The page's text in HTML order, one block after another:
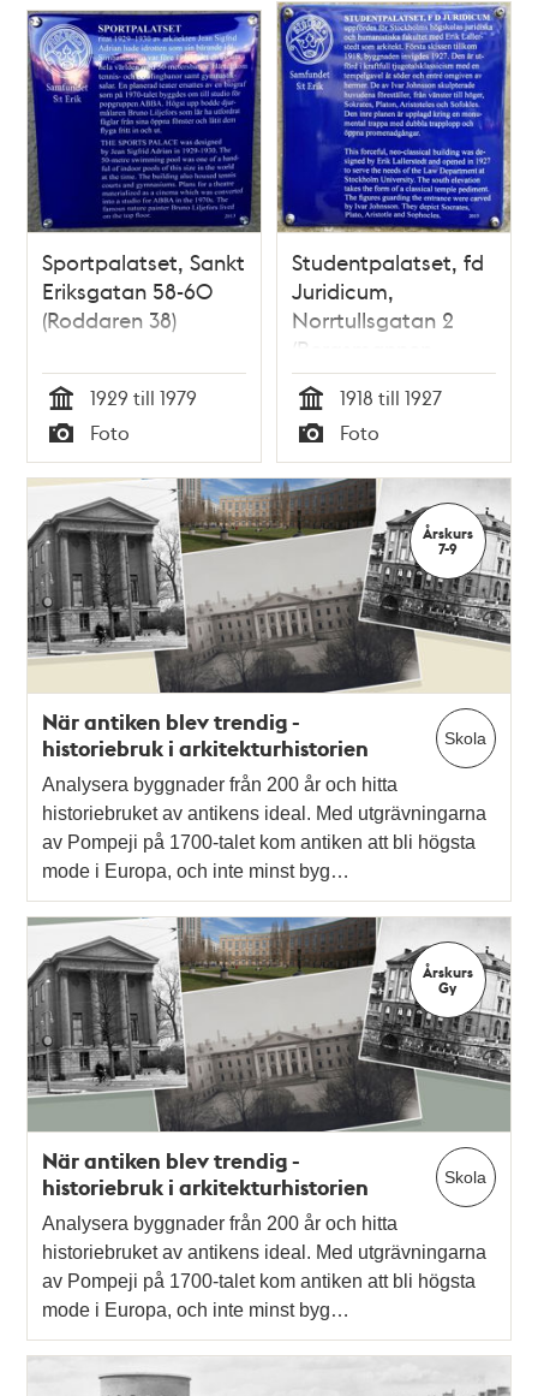
Sportpalatset, Sankt
Eriksgatan 58-60
(Roddaren 38)
Tid
1929 till 1979
Typ
Foto
Studentpalatset, fd
Juridicum,
Norrtullsgatan 2
(Bergsmannen
Större 8)
Tid
1918 till 1927
Typ
Foto
Årskurs
7-9
Skola
När antiken blev trendig -
historiebruk i arkitekturhistorien
Analysera byggnader från 200 år och hitta
historiebruket av antikens ideal. Med utgrävningarna
av Pompeji på 1700-talet kom antiken att bli högsta
mode i Europa, och inte minst byg…
Årskurs
Gy
Skola
När antiken blev trendig -
historiebruk i arkitekturhistorien
Analysera byggnader från 200 år och hitta
historiebruket av antikens ideal. Med utgrävningarna
av Pompeji på 1700-talet kom antiken att bli högsta
mode i Europa, och inte minst byg…